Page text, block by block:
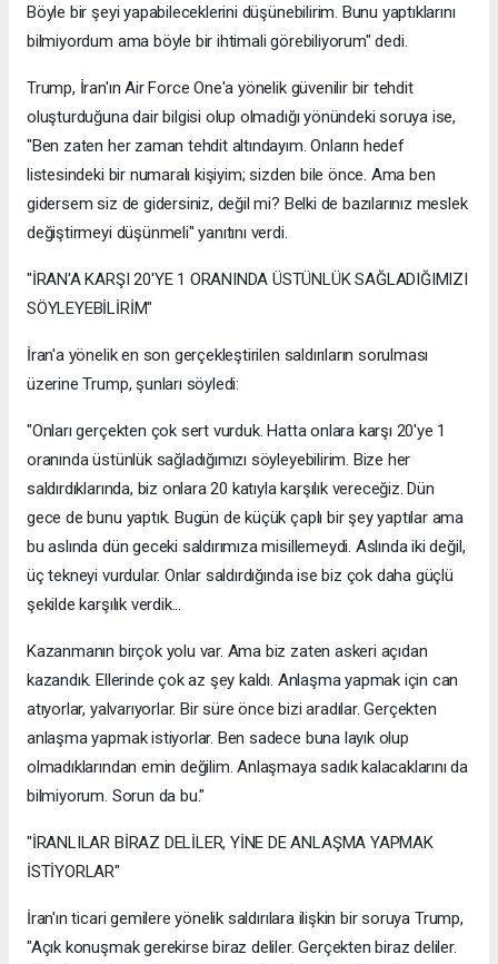
Böyle bir şeyi yapabileceklerini düşünebilirim. Bunu yaptıklarını
bilmiyordum ama böyle bir ihtimali görebiliyorum" dedi.
Trump, İran'ın Air Force One'a yönelik güvenilir bir tehdit
oluşturduğuna dair bilgisi olup olmadığı yönündeki soruya ise,
"Ben zaten her zaman tehdit altındayım. Onların hedef
listesindeki bir numaralı kişiyim; sizden bile önce. Ama ben
gidersem siz de gidersiniz, değil mi? Belki de bazılarınız meslek
değiştirmeyi düşünmeli" yanıtını verdi.
"İRAN'A KARŞI 20'YE 1 ORANINDA ÜSTÜNLÜK SAĞLADIĞIMIZI
SÖYLEYEBİLİRİM"
İran'a yönelik en son gerçekleştirilen saldırıların sorulması
üzerine Trump, şunları söyledi:
"Onları gerçekten çok sert vurduk. Hatta onlara karşı 20'ye 1
oranında üstünlük sağladığımızı söyleyebilirim. Bize her
saldırdıklarında, biz onlara 20 katıyla karşılık vereceğiz. Dün
gece de bunu yaptık. Bugün de küçük çaplı bir şey yaptılar ama
bu aslında dün geceki saldırımıza misillemeydi. Aslında iki değil,
üç tekneyi vurdular. Onlar saldırdığında ise biz çok daha güçlü
şekilde karşılık verdik...
Kazanmanın birçok yolu var. Ama biz zaten askeri açıdan
kazandık. Ellerinde çok az şey kaldı. Anlaşma yapmak için can
atıyorlar, yalvarıyorlar. Bir süre önce bizi aradılar. Gerçekten
anlaşma yapmak istiyorlar. Ben sadece buna layık olup
olmadıklarından emin değilim. Anlaşmaya sadık kalacaklarını da
bilmiyorum. Sorun da bu."
"İRANLILAR BİRAZ DELİLER, YİNE DE ANLAŞMA YAPMAK
İSTİYORLAR"
İran'ın ticari gemilere yönelik saldırılara ilişkin bir soruya Trump,
"Açık konuşmak gerekirse biraz deliler. Gerçekten biraz deliler.